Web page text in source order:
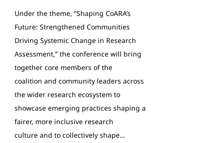
Under the theme, “Shaping CoARA’s
Future: Strengthened Communities
Driving Systemic Change in Research
Assessment,” the conference will bring
together core members of the
coalition and community leaders across
the wider research ecosystem to
showcase emerging practices shaping a
fairer, more inclusive research
culture and to collectively shape…